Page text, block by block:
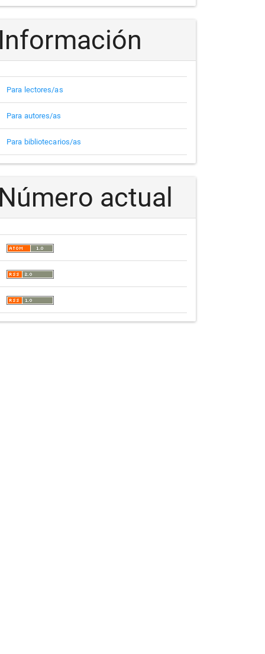
Información
Para lectores/as
Para autores/as
Para bibliotecarios/as
Número actual